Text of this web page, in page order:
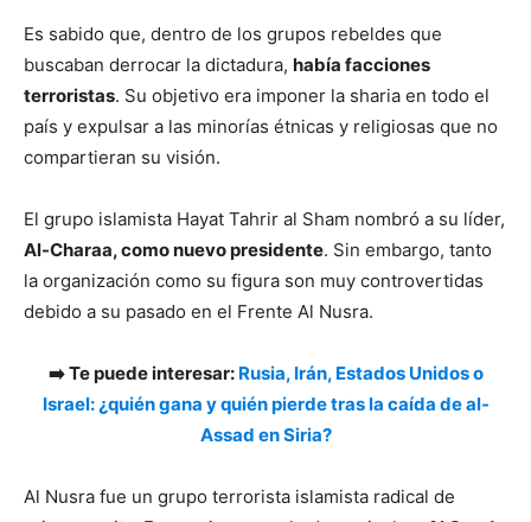
Es sabido que, dentro de los grupos rebeldes que
buscaban derrocar la dictadura, había facciones
terroristas. Su objetivo era imponer la sharia en todo el
país y expulsar a las minorías étnicas y religiosas que no
compartieran su visión.
El grupo islamista Hayat Tahrir al Sham nombró a su líder,
Al-Charaa, como nuevo presidente. Sin embargo, tanto
la organización como su figura son muy controvertidas
debido a su pasado en el Frente Al Nusra.
➡️ Te puede interesar: Rusia, Irán, Estados Unidos o
Israel: ¿quién gana y quién pierde tras la caída de al-
Assad en Siria?
Al Nusra fue un grupo terrorista islamista radical de